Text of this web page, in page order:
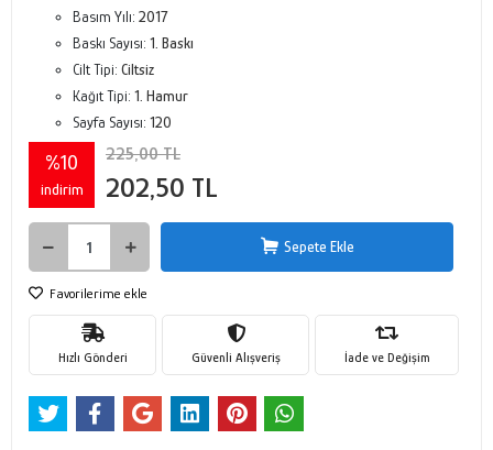
Basım Yılı: 2017
Baskı Sayısı: 1. Baskı
Cilt Tipi: Ciltsiz
Kağıt Tipi: 1. Hamur
Sayfa Sayısı: 120
%10
indirim
225,00 TL
202,50 TL
Sepete Ekle
Favorilerime ekle
Hızlı Gönderi Güvenli Alışveriş İade ve Değişim